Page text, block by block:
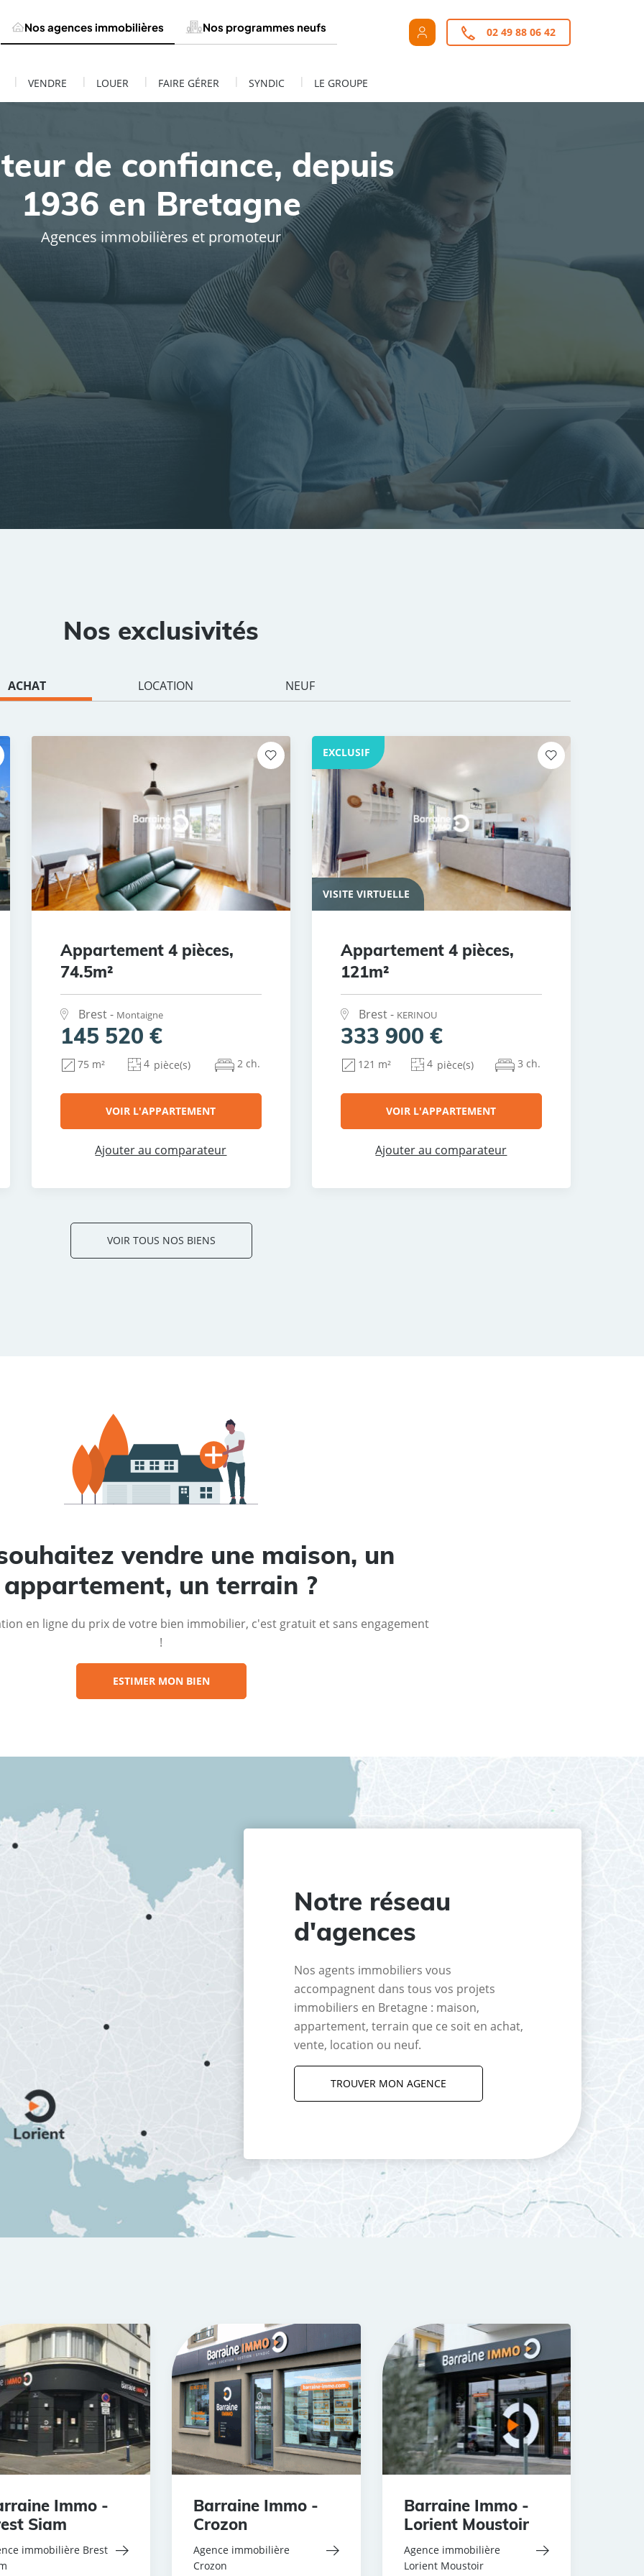
Nos agences immobilières Nos programmes neufs 02 49 88 06 42
| VENDRE | LOUER | FAIRE GÉRER | SYNDIC | LE GROUPE
de confiance, depuis
1936 en Bretagne
Agences immobilières et promoteur
ESTIMATION DE MON BIEN
Rayon Budget
Nos exclusivités
ACHAT LOCATION NEUF
Appartement 4 pièces,
74.5m²
Brest - Montaigne
145 520 €
75 m² 4 pièce(s) 2 ch.
VOIR L'APPARTEMENT
Ajouter au comparateur
EXCLUSIF
VISITE VIRTUELLE
Appartement 4 pièces,
121m²
Brest - KERINOU
333 900 €
121 m² 4 pièce(s) 3 ch.
VOIR L'APPARTEMENT
Ajouter au comparateur
VOIR TOUS NOS BIENS
vendre une maison, un
appartement, un terrain ?
en ligne du prix de votre bien immobilier, c'est gratuit et sans engagement
!
ESTIMER MON BIEN
Notre réseau
d'agences
Nos agents immobiliers vous
accompagnent dans tous vos projets
immobiliers en Bretagne : maison,
appartement, terrain que ce soit en achat,
vente, location ou neuf.
TROUVER MON AGENCE
Immo -
Siam
immobilière Brest
Barraine Immo -
Crozon
Agence immobilière
Crozon
Barraine Immo -
Lorient Moustoir
Agence immobilière
Lorient Moustoir